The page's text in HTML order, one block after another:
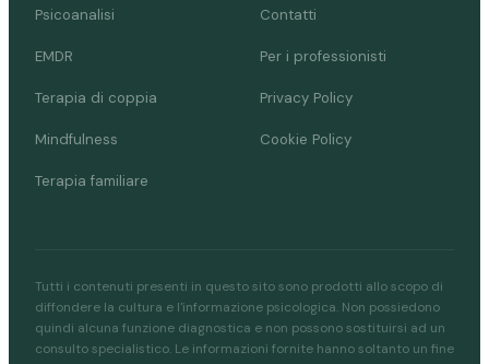
Psicoanalisi
EMDR
Terapia di coppia
Mindfulness
Terapia familiare
Contatti
Per i professionisti
Privacy Policy
Cookie Policy
Tutti i contenuti presenti in questo sito sono prodotti allo scopo di
diffondere la cultura e l'informazione psicologica. Non possiedono
quindi alcuna funzione diagnostica e non possono sostituirsi ad un
consulto specialistico. Le informazioni fornite hanno soltanto un fine